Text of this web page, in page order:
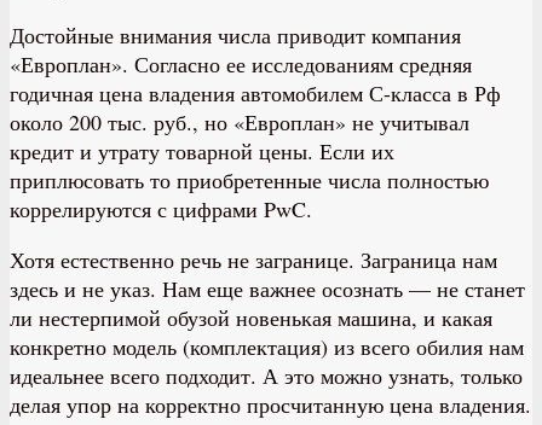
Достойные внимания числа приводит компания
«Европлан». Согласно ее исследованиям средняя
годичная цена владения автомобилем С-класса в Рф
около 200 тыс. руб., но «Европлан» не учитывал
кредит и утрату товарной цены. Если их
приплюсовать то приобретенные числа полностью
коррелируются с цифрами PwC.
Хотя естественно речь не загранице. Заграница нам
здесь и не указ. Нам еще важнее осознать — не станет
ли нестерпимой обузой новенькая машина, и какая
конкретно модель (комплектация) из всего обилия нам
идеальнее всего подходит. А это можно узнать, только
делая упор на корректно просчитанную цена владения.